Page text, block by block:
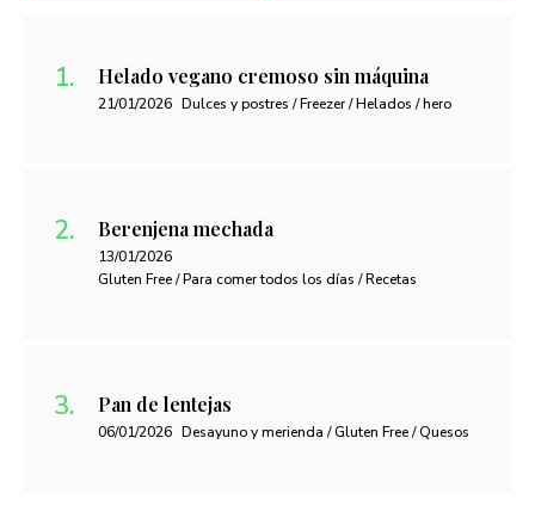
Helado vegano cremoso sin máquina
21/01/2026 Dulces y postres / Freezer / Helados / hero
Berenjena mechada
13/01/2026
Gluten Free / Para comer todos los días / Recetas
Pan de lentejas
06/01/2026 Desayuno y merienda / Gluten Free / Quesos